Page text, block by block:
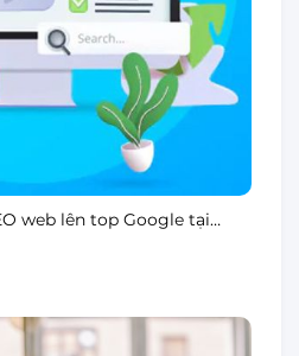
web lên top Google tại…